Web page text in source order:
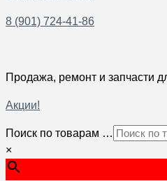
8 (901) 724-41-86
Продажа, ремонт и запчасти
Акции!
Поиск по товарам …
×